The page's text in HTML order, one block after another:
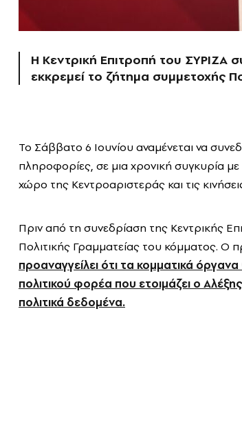
Η Κεντρική Επιτροπή του ΣΥΡΙΖΑ
εκκρεμεί το ζήτημα συμμετοχής
Το Σάββατο 6 Ιουνίου αναμένεται να
πληροφορίες, σε μια χρονική συγκυρία με
χώρο της Κεντροαριστεράς και τις
Πριν από τη συνεδρίαση της Κεντρικής
Πολιτικής Γραμματείας του κόμματος. Ο
προαναγγείλει ότι τα κομματικά
πολιτικού φορέα που ετοιμάζει ο
πολιτικά δεδομένα.